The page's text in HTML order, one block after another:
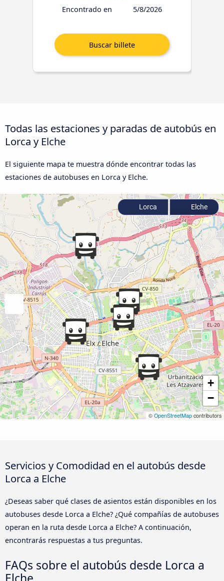
Encontrado en
5/8/2026
Todas las estaciones y paradas de autobús en
Lorca y Elche
El siguiente mapa te muestra dónde encontrar todas las
estaciones de autobuses en Lorca y Elche.
+
−
© OpenStreetMapcontributors
Lorca Elche
Servicios y Comodidad en el autobús desde
Lorca a Elche
¿Deseas saber qué clases de asientos están disponibles en los
autobuses desde Lorca a Elche? ¿Qué compañías de autobuses
operan en la ruta desde Lorca a Elche? A continuación,
encontrarás respuestas a tus preguntas.
FAQs sobre el autobús desde Lorca a